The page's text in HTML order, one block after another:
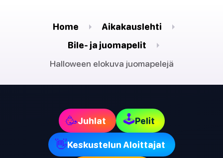
Home
Aikakauslehti
Bile- ja juomapelit
Halloween elokuva juomapelejä
🥳Juhlat 🕹Pelit
👋Keskustelun Aloittajat